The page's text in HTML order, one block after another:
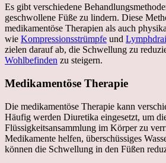
Es gibt verschiedene
geschwollene Füße zu lindern. Diese
medikamentöse Therapien als auch
wie Kompressionsstrümpfe und
zielen darauf ab, die Schwellung zu
Wohlbefinden zu steigern.
Medikamentöse Therapie
Die medikamentöse Therapie kann
Häufig werden Diuretika eingesetzt, um
Flüssigkeitsansammlung im Körper zu
Medikamente helfen, überschüssiges
können die Schwellung in den Füßen